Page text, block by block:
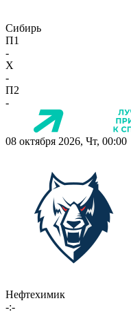
Сибирь
П1
-
X
-
П2
-
08 октября 2026, Чт, 00:00
Нефтехимик
-:-